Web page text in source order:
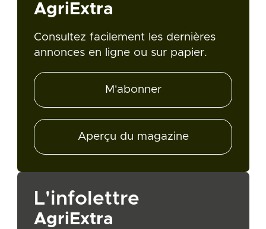
AgriExtra
Consultez facilement les dernières
annonces en ligne ou sur papier.
M'abonner
Aperçu du magazine
L'infolettre
AgriExtra